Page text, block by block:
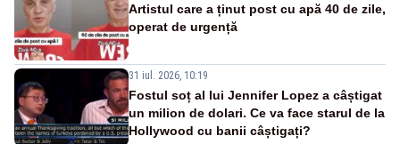
Artistul care a ținut post cu apă 40 de zile,
operat de urgență
31 iul. 2026, 10:19
Fostul soț al lui Jennifer Lopez a câștigat
un milion de dolari. Ce va face starul de la
Hollywood cu banii câștigați?